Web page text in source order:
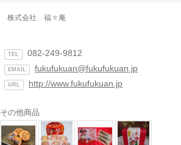
株式会社 福々庵
TEL 082-249-9812
EMAIL fukufukuan@fukufukuan.jp
URL http://www.fukufukuan.jp
その他商品